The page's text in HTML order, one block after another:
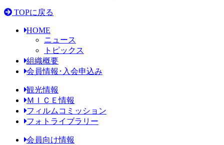
TOPに戻る
HOME
ニュース
トピックス
組織概要
会員情報･入会申込み
観光情報
ＭＩＣＥ情報
フィルムコミッション
フォトライブラリー
会員向け情報